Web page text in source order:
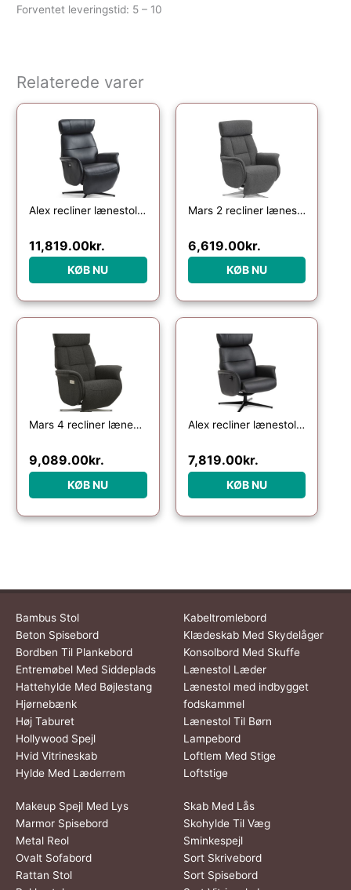
Forventet leveringstid: 5 – 10
Relaterede varer
Alex recliner lænestol 2 motors – sort semi aniline læder og sort aluminium
11,819.00kr.
KØB NU
Mars 2 recliner lænestol, manuel – antracitgrå stof og børstet aluminium
6,619.00kr.
KØB NU
Mars 4 recliner lænestol, 2 motors – antracitgrå stof og børstet aluminium
9,089.00kr.
KØB NU
Alex recliner lænestol – sort semi aniline læder og sort aluminium
7,819.00kr.
KØB NU
Bambus Stol
Beton Spisebord
Bordben Til Plankebord
Entremøbel Med Siddeplads
Hattehylde Med Bøjlestang
Hjørnebænk
Høj Taburet
Hollywood Spejl
Hvid Vitrineskab
Hylde Med Læderrem
Kabeltromlebord
Klædeskab Med Skydelåger
Konsolbord Med Skuffe
Lænestol Læder
Lænestol med indbygget
fodskammel
Lænestol Til Børn
Lampebord
Loftlem Med Stige
Loftstige
Makeup Spejl Med Lys
Marmor Spisebord
Metal Reol
Ovalt Sofabord
Rattan Stol
Skab Med Lås
Skohylde Til Væg
Sminkespejl
Sort Skrivebord
Sort Spisebord